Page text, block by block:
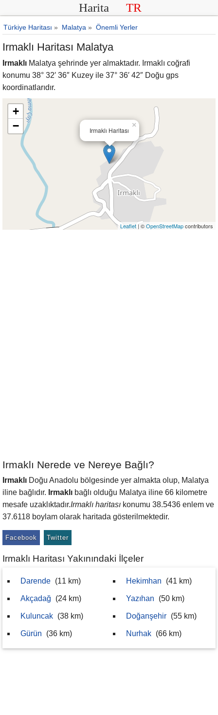
Harita TR
Türkiye Haritası » Malatya » Önemli Yerler
Irmaklı Haritası Malatya
Irmaklı Malatya şehrinde yer almaktadır. Irmaklı coğrafi
konumu 38° 32′ 36″ Kuzey ile 37° 36′ 42″ Doğu gps
koordinatlarıdır.
Irmaklı Haritası
×
+
−
Leaflet | ©OpenStreetMapcontributors
Irmaklı Nerede ve Nereye Bağlı?
Irmaklı Doğu Anadolu bölgesinde yer almakta olup, Malatya
iline bağlıdır. Irmaklı bağlı olduğu Malatya iline 66 kilometre
mesafe uzaklıktadır.Irmaklı haritası konumu 38.5436 enlem ve
37.6118 boylam olarak haritada gösterilmektedir.
Facebook Twitter
Irmaklı Haritası Yakınındaki İlçeler
Darende (11 km)
Akçadağ (24 km)
Kuluncak (38 km)
Gürün (36 km)
Hekimhan (41 km)
Yazıhan (50 km)
Doğanşehir (55 km)
Nurhak (66 km)